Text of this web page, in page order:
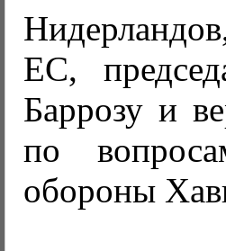
ЕС,
Баррозу и
по
обороны